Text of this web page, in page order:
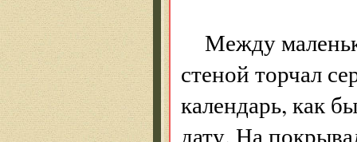
Между
стеной торчал
календарь, как
дату. На